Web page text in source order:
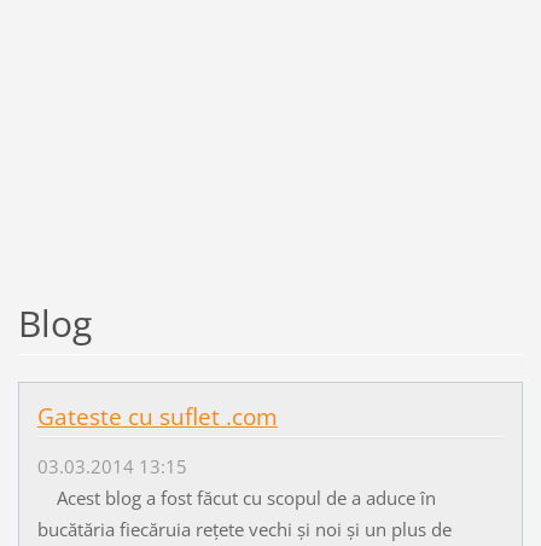
Blog
Gateste cu suflet .com
03.03.2014 13:15
Acest blog a fost făcut cu scopul de a aduce în
bucătăria fiecăruia rețete vechi și noi și un plus de